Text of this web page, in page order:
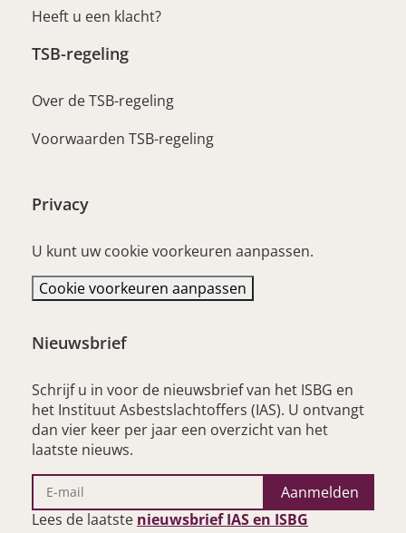
Heeft u een klacht?
TSB-regeling
Over de TSB-regeling
Voorwaarden TSB-regeling
Privacy
U kunt uw cookie voorkeuren aanpassen.
Cookie voorkeuren aanpassen
Nieuwsbrief
Schrijf u in voor de nieuwsbrief van het ISBG en
het Instituut Asbestslachtoffers (IAS). U ontvangt
dan vier keer per jaar een overzicht van het
laatste nieuws.
Aanmelden
Lees de laatste nieuwsbrief IAS en ISBG